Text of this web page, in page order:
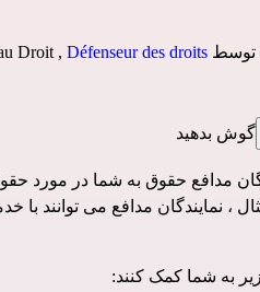
توسط Droit , Défenseur des droits
گوش بدهید
مدافع حقوق به شما در مورد
، نمایندگان مدافع می توانند
زیر به شما کمک کنند: